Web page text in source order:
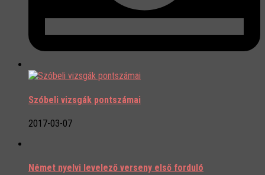
Szóbeli vizsgák pontszámai
2017-03-07
Német nyelvi levelező verseny első forduló